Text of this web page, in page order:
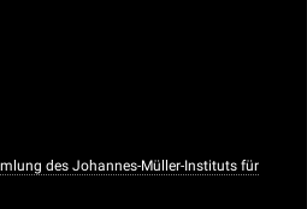
des Johannes-Müller-Instituts für